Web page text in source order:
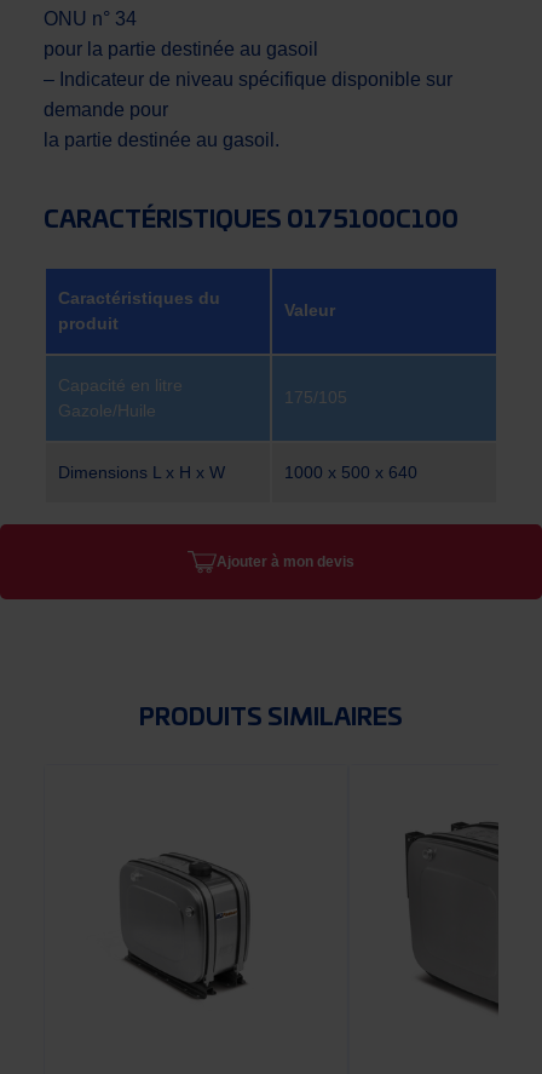
ONU n° 34
pour la partie destinée au gasoil
– Indicateur de niveau spécifique disponible sur
demande pour
la partie destinée au gasoil.
CARACTÉRISTIQUES 0175100C100
Caractéristiques du
produit
Valeur
Capacité en litre
Gazole/Huile
175/105
Dimensions L x H x W 1000 x 500 x 640
Ajouter à mon devis
PRODUITS SIMILAIRES